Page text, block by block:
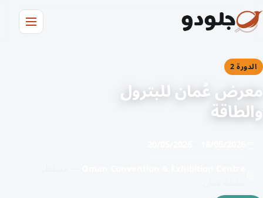
الدورة 2
معرض عُمان للبترول
والطاقة